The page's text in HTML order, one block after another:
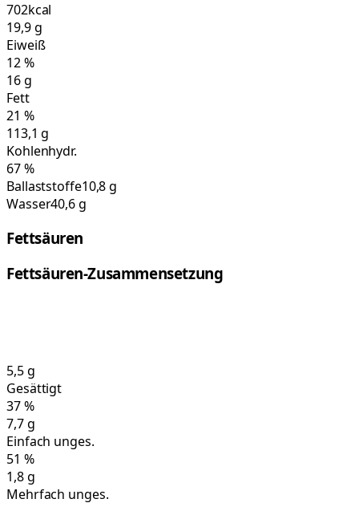
702kcal
19,9g
Eiweiß
12%
16g
Fett
21 %
113,1 g
Kohlenhydr.
67%
Ballaststoffe10,8 g
Wasser40,6 g
Fettsäuren
Fettsäuren-Zusammensetzung
5,5g
Gesättigt
37%
7,7g
Einfach unges.
51 %
1,8g
Mehrfach unges.